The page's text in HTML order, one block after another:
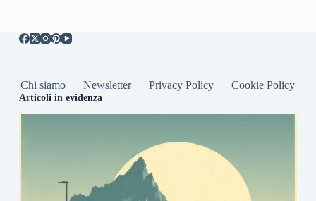
Chi siamo Newsletter Privacy Policy Cookie Policy
Articoli in evidenza